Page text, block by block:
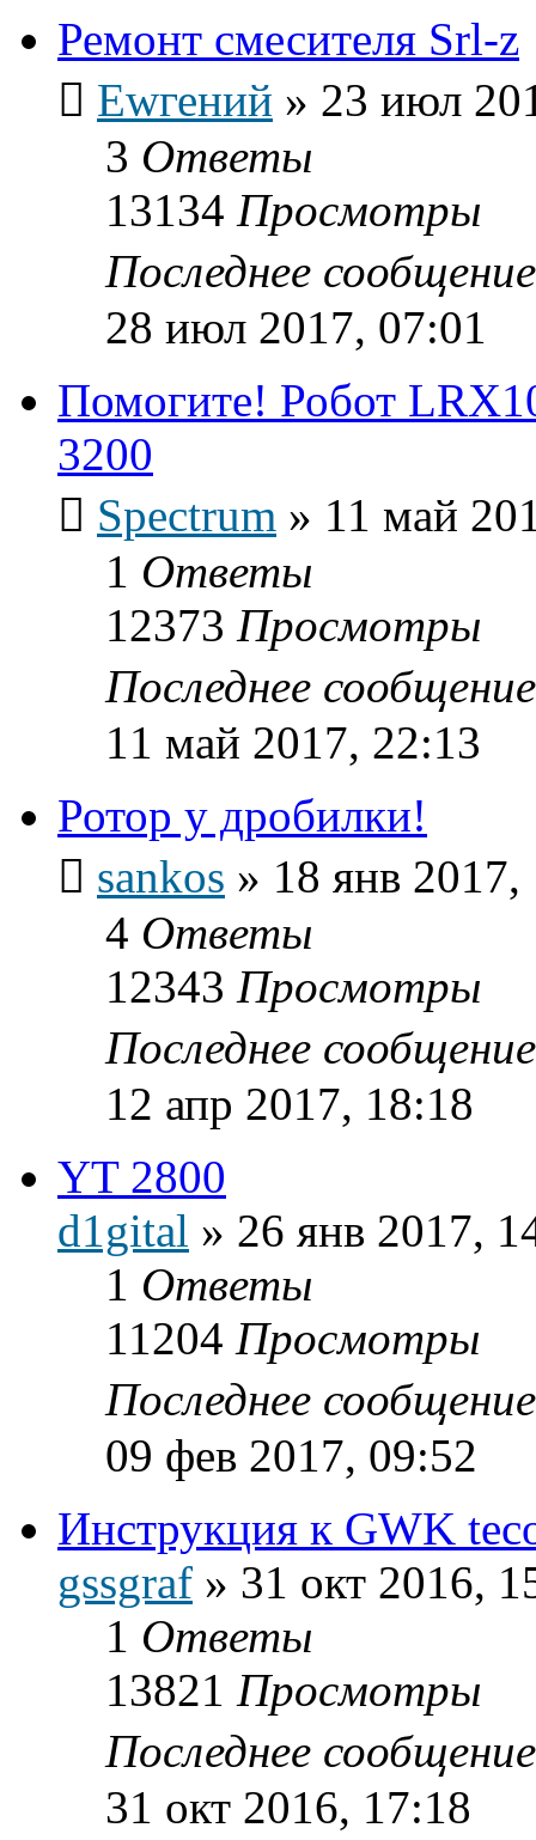
Ремонт смесителя Srl-z
Ewгений » 23 июл
3 Ответы
13134 Просмотры
Последнее
28 июл 2017, 07:01
Помогите! Робот
3200
Spectrum » 11 май
1 Ответы
12373 Просмотры
Последнее
11 май 2017, 22:13
Ротор у дробилки!
sankos » 18 янв 2017,
4 Ответы
12343 Просмотры
Последнее
12 апр 2017, 18:18
YT 2800
d1gital » 26 янв 2017,
1 Ответы
11204 Просмотры
Последнее
09 фев 2017, 09:52
Инструкция к GWK
gssgraf » 31 окт 2016,
1 Ответы
13821 Просмотры
Последнее
31 окт 2016, 17:18